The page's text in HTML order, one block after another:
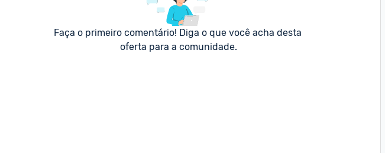
Faça o primeiro comentário! Diga o que você acha desta
oferta para a comunidade.